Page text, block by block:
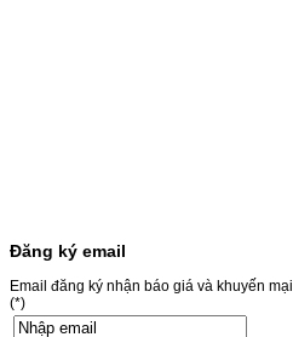
Hộp mực Brother TN-240– Loại mực: BK
(Đen) SỬ DỤNG CHO MÁY IN:– Brother
HL-3040CN/MFC-9120CN– Mặt hàng
thường xuyên thay…
Giá : 499.000VND
Đăng ký email
Email đăng ký nhận báo giá và khuyến mại
(*)